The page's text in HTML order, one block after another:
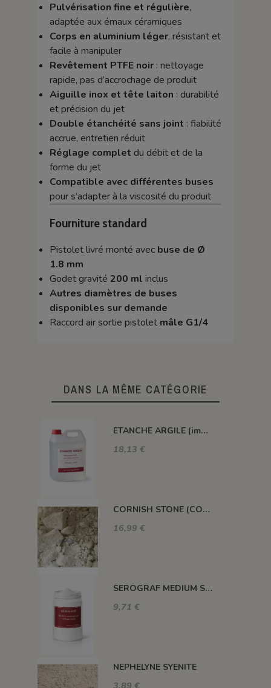
Pulvérisation fine et régulière,
adaptée aux émaux céramiques
Corps en aluminium léger, résistant et
facile à manipuler
Revêtement PTFE noir: nettoyage
rapide, pas d’accrochage de produit
Aiguille inox et tête laiton : durabilité
et précision du jet
Double étanchéité sans joint : fiabilité
accrue, entretien réduit
Réglage complet du débit et de la
forme du jet
Compatible avec différentes buses
pour s’adapter à la viscosité du produit
Fourniture standard
Pistolet livré monté avec buse de Ø
1.8 mm
Godet gravité 200 ml inclus
Autres diamètres de buses
disponibles sur demande
Raccord air sortie pistolet mâle G1/4
DANS LA MÊME CATÉGORIE
ETANCHE ARGILE (impermeabilisant pour pièce poreuse)
18,13 €
CORNISH STONE (CORNWALL STONE)
16,99 €
SEROGRAF MEDIUM SERIGRAPHIQUE SECHAGE RAPIDE
9,71 €
NEPHELYNE SYENITE
3,89 €